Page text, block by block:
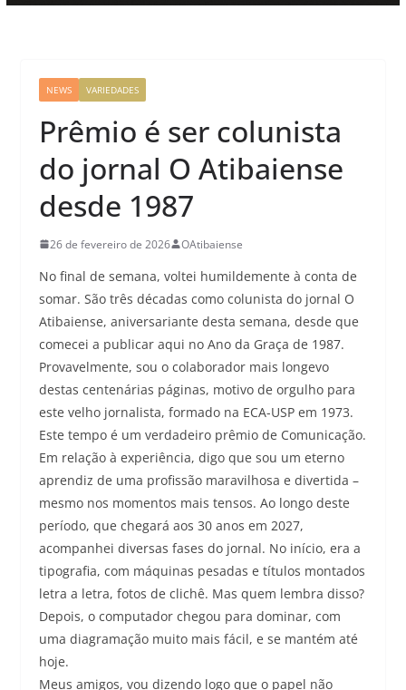
NEWS VARIEDADES
Prêmio é ser colunista
do jornal O Atibaiense
desde 1987
26 de fevereiro de 2026 OAtibaiense
No final de semana, voltei humildemente à conta de
somar. São três décadas como colunista do jornal O
Atibaiense, aniversariante desta semana, desde que
comecei a publicar aqui no Ano da Graça de 1987.
Provavelmente, sou o colaborador mais longevo
destas centenárias páginas, motivo de orgulho para
este velho jornalista, formado na ECA-USP em 1973.
Este tempo é um verdadeiro prêmio de Comunicação.
Em relação à experiência, digo que sou um eterno
aprendiz de uma profissão maravilhosa e divertida –
mesmo nos momentos mais tensos. Ao longo deste
período, que chegará aos 30 anos em 2027,
acompanhei diversas fases do jornal. No início, era a
tipografia, com máquinas pesadas e títulos montados
letra a letra, fotos de clichê. Mas quem lembra disso?
Depois, o computador chegou para dominar, com
uma diagramação muito mais fácil, e se mantém até
hoje.
Meus amigos, vou dizendo logo que o papel não